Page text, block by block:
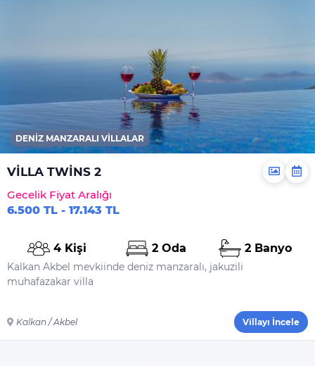
Dahil Olmayanlar
Şampuan
El Sabunu
Bulaşık Deterjanı
Bulaşık Makinesi
Çamaşır Makinesi
Yiyecek Ve Içecek
DENIZ MANZARALI VILLALAR
VİLLA TWİNS 2
Gecelik Fiyat Aralığı
6.500 TL - 17.143 TL
4 Kişi 2 Oda 2 Banyo
Kalkan Akbel mevkiinde deniz manzaralı, jakuzili
muhafazakar villa
Kalkan / Akbel Villayı İncele